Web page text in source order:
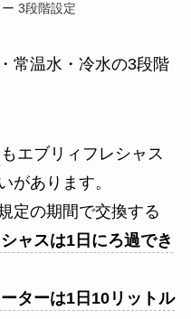
3段階設定
常温水・冷水の3段階
もエブリィフレシャス
があります。
定の期間で交換する
ャスは1日にろ過でき
ターは1日10リットル